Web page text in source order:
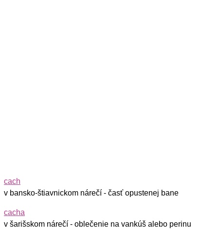
cach
v bansko-štiavnickom nárečí - časť opustenej bane
cacha
v šarišskom nárečí - oblečenie na vankúš alebo perinu